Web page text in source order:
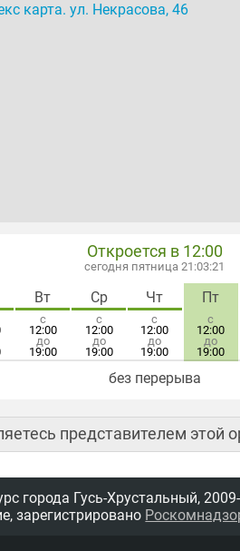
Откроется в 12:00
сегодня пятница 21:03:22
Вт
с
12:00
до
19:00
Ср
с
12:00
до
19:00
Чт
с
12:00
до
19:00
Пт
с
12:00
до
19:00
без перерыва
представителем этой
города Гусь-Хрустальный,
зарегистрировано